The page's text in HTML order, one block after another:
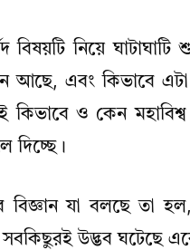
বিষয়টি নিয়ে
আছে, এবং কিভাবে
ও কেন মহাবিশ্ব
দিচ্ছে।
বিজ্ঞান যা বলছে তা
উদ্ভব ঘটেছে